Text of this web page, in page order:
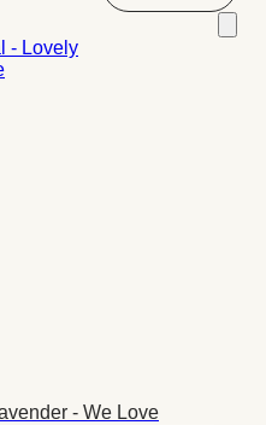
- We Love